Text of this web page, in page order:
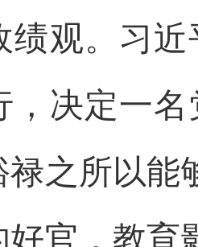
绩观。习
，决定一
禄之所以能
官，教育